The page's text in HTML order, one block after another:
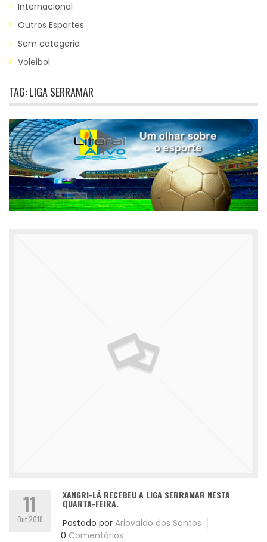
Internacional
Outros Esportes
Sem categoria
Voleibol
TAG:LIGA SERRAMAR
11
Out 2018
XANGRI-LÁ RECEBEU A LIGA SERRAMAR NESTA
QUARTA-FEIRA.
Postado por Ariovaldo dos Santos
0 Comentários